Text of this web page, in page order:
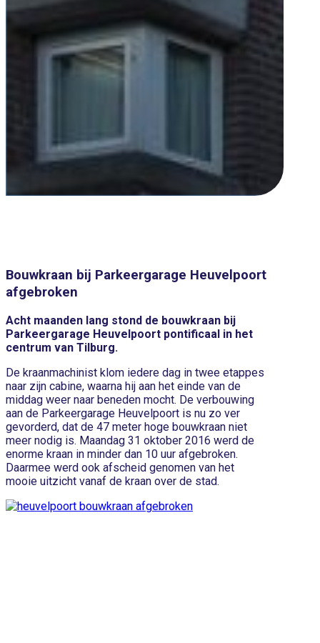
Bouwkraan bij Parkeergarage Heuvelpoort
afgebroken
Acht maanden lang stond de bouwkraan bij
Parkeergarage Heuvelpoort pontificaal in het
centrum van Tilburg.
De kraanmachinist klom iedere dag in twee etappes
naar zijn cabine, waarna hij aan het einde van de
middag weer naar beneden mocht. De verbouwing
aan de Parkeergarage Heuvelpoort is nu zo ver
gevorderd, dat de 47 meter hoge bouwkraan niet
meer nodig is. Maandag 31 oktober 2016 werd de
enorme kraan in minder dan 10 uur afgebroken.
Daarmee werd ook afscheid genomen van het
mooie uitzicht vanaf de kraan over de stad.